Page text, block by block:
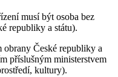
musí být osoba bez
republiky a státu).
obrany České republiky a
příslušným ministerstvem
kultury).